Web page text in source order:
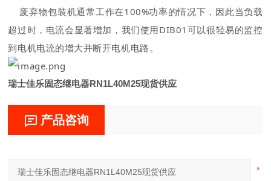
废弃物包装机通常工作在100%功率的情况下，因此当负载
超过时，电流会显著增加，我们使用DIB01可以很轻易的监控
到电机电流的增大并断开电机电路。
瑞士佳乐固态继电器RN1L40M25现货供应
产品咨询